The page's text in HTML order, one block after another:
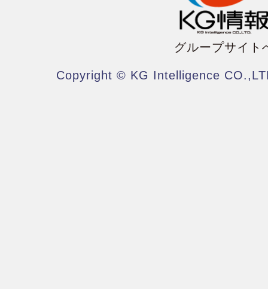
グループサイト
Copyright © KG Intelligence